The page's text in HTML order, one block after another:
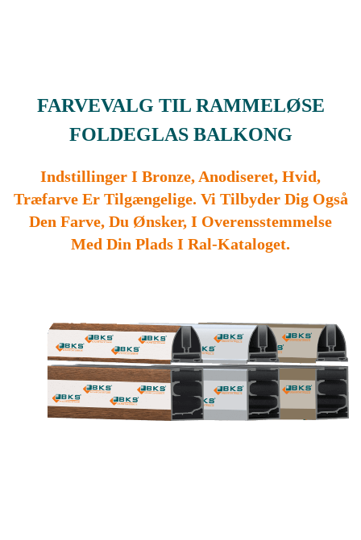
FARVEVALG TIL RAMMELØSE
FOLDEGLAS BALKONG
Indstillinger I Bronze, Anodiseret, Hvid,
Træfarve Er Tilgængelige. Vi Tilbyder Dig Også
Den Farve, Du Ønsker, I Overensstemmelse
Med Din Plads I Ral-Kataloget.